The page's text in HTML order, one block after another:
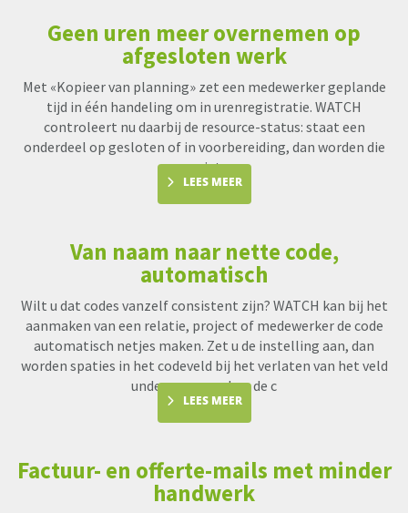
Geen uren meer overnemen op
afgesloten werk
Met «Kopieer van planning» zet een medewerker geplande
tijd in één handeling om in urenregistratie. WATCH
controleert nu daarbij de resource-status: staat een
onderdeel op gesloten of in voorbereiding, dan worden die
uren niet me
LEES MEER
Van naam naar nette code,
automatisch
Wilt u dat codes vanzelf consistent zijn? WATCH kan bij het
aanmaken van een relatie, project of medewerker de code
automatisch netjes maken. Zet u de instelling aan, dan
worden spaties in het codeveld bij het verlaten van het veld
underscores en kan de c
LEES MEER
Factuur- en offerte-mails met minder
handwerk